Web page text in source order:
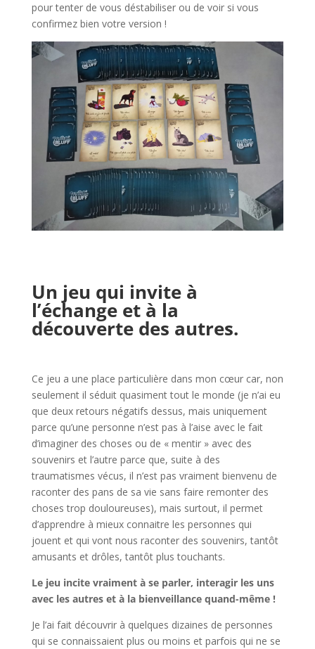
pour tenter de vous déstabiliser ou de voir si vous
confirmez bien votre version !
Un jeu qui invite à
l’échange et à la
découverte des autres.
Ce jeu a une place particulière dans mon cœur car, non
seulement il séduit quasiment tout le monde (je n’ai eu
que deux retours négatifs dessus, mais uniquement
parce qu’une personne n’est pas à l’aise avec le fait
d’imaginer des choses ou de « mentir » avec des
souvenirs et l’autre parce que, suite à des
traumatismes vécus, il n’est pas vraiment bienvenu de
raconter des pans de sa vie sans faire remonter des
choses trop douloureuses), mais surtout, il permet
d’apprendre à mieux connaitre les personnes qui
jouent et qui vont nous raconter des souvenirs, tantôt
amusants et drôles, tantôt plus touchants.
Le jeu incite vraiment à se parler, interagir les uns
avec les autres et à la bienveillance quand-même !
Je l’ai fait découvrir à quelques dizaines de personnes
qui se connaissaient plus ou moins et parfois qui ne se